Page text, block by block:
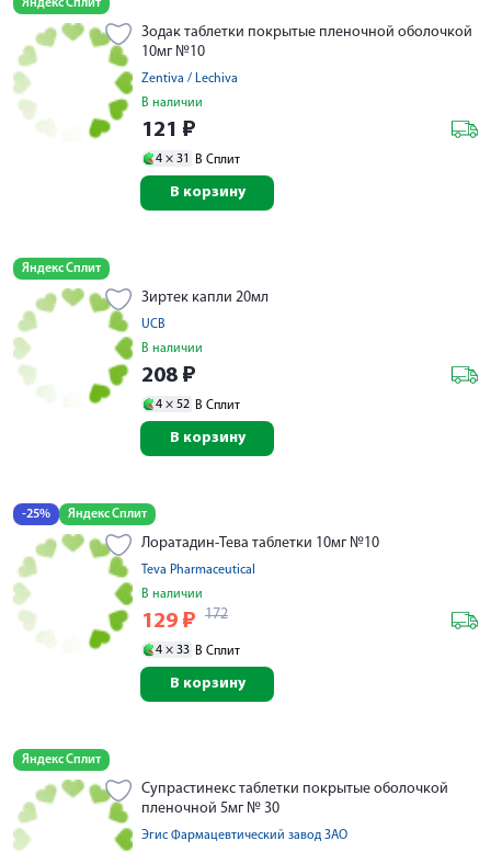
Яндекс Сплит
Зодак таблетки покрытые пленочной оболочкой
10мг №10
Zentiva / Lechiva
В наличии
121 ₽
4 × 31 В Сплит
В корзину
Яндекс Сплит
Зиртек капли 20мл
UCB
В наличии
208 ₽
4 × 52 В Сплит
В корзину
-25% Яндекс Сплит
Лоратадин-Тева таблетки 10мг №10
Teva Pharmaceutical
В наличии
129 ₽ 172
4 × 33 В Сплит
В корзину
Яндекс Сплит
Супрастинекс таблетки покрытые оболочкой
пленочной 5мг № 30
Эгис Фармацевтический завод ЗАО